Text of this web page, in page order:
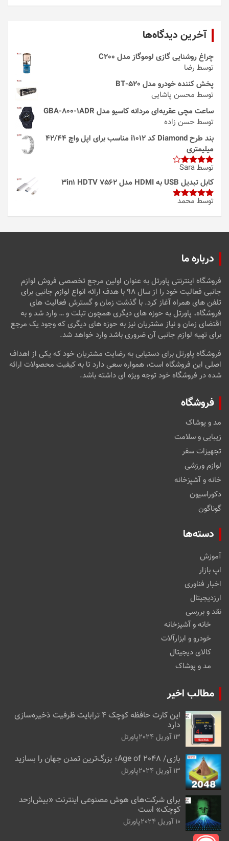
آخرین دیدگاه‌ها
چراغ روشنایی گازی لوموگاز مدل C200
توسط رضا
پخش کننده خودرو مدل 520-BT
توسط محسن پاشایی
ساعت مچی عقربه‌ای مردانه کاسیو مدل GBA-800-1ADR
توسط حسن زاده
بند طرح Diamond کد i1012 مناسب برای اپل واچ 42/44
میلیمتری
امتیاز4
از 5
توسط Sara
کابل تبدیل USB به HDMI مدل 3in1 HDTV 7562
امتیاز5از
توسط محمد
درباره ما
فروشگاه اینترنتی پاورتل به عنوان اولین مرجع تخصصی فروش لوازم
جانبی فعالیت خود را از سال ۹۸ با هدف ارائه انواع لوازم جانبی برای
تلفن های همراه آغاز کرد. با گذشت زمان و گسترش فعالیت های
فروشگاه، پاورتل به حوزه های دیگری همچون تبلت و … وارد شد و به
اقتضای زمان و نیاز مشتریان نیز به حوزه های دیگری که وجود یک مرجع
برای تهیه لوازم جانبی آن ضروری باشد وارد خواهد شد.
فروشگاه پاورتل برای دستیابی به رضایت مشتریان خود که یکی از اهداف
اصلی این فروشگاه است، همواره سعی دارد تا به کیفیت محصولات ارائه
شده در فروشگاه خود توجه ویژه ای داشته باشد.
فروشگاه
مد و پوشاک
زیبایی و سلامت
تجهیزات سفر
لوازم ورزشی
خانه و آشپزخانه
دکوراسیون
گوناگون
دسته‌ها
آموزش
اپ بازار
اخبار فناوری
ارزدیجیتال
نقد و بررسی
خانه و آشپزخانه
خودرو و ابزارآلات
کالای دیجیتال
مد و پوشاک
مطالب اخیر
این کارت حافظه کوچک ۴ ترابایت ظرفیت ذخیره‌سازی
دارد
13 آوریل 2024 پاورتل
بازی/ Age of 2048؛ بزرگ‌ترین تمدن جهان را بسازید
13 آوریل 2024 پاورتل
برای شرکت‌های هوش مصنوعی اینترنت «بیش‌از‌حد
کوچک» است
10 آوریل 2024 پاورتل